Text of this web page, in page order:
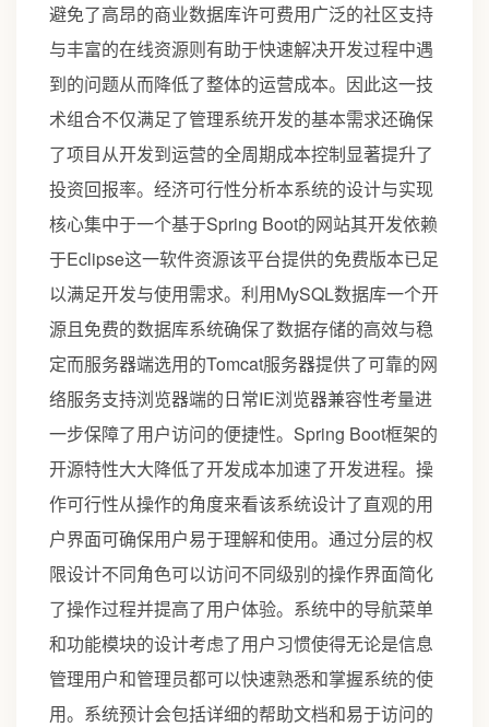
避免了高昂的商业数据库许可费用广泛的社区支持
与丰富的在线资源则有助于快速解决开发过程中遇
到的问题从而降低了整体的运营成本。因此这一技
术组合不仅满足了管理系统开发的基本需求还确保
了项目从开发到运营的全周期成本控制显著提升了
投资回报率。经济可行性分析本系统的设计与实现
核心集中于一个基于Spring Boot的网站其开发依赖
于Eclipse这一软件资源该平台提供的免费版本已足
以满足开发与使用需求。利用MySQL数据库一个开
源且免费的数据库系统确保了数据存储的高效与稳
定而服务器端选用的Tomcat服务器提供了可靠的网
络服务支持浏览器端的日常IE浏览器兼容性考量进
一步保障了用户访问的便捷性。Spring Boot框架的
开源特性大大降低了开发成本加速了开发进程。操
作可行性从操作的角度来看该系统设计了直观的用
户界面可确保用户易于理解和使用。通过分层的权
限设计不同角色可以访问不同级别的操作界面简化
了操作过程并提高了用户体验。系统中的导航菜单
和功能模块的设计考虑了用户习惯使得无论是信息
管理用户和管理员都可以快速熟悉和掌握系统的使
用。系统预计会包括详细的帮助文档和易于访问的